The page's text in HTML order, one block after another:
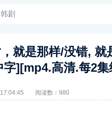
剧
就是那样/没错,
][mp4.高清.每2
阅读数： 980